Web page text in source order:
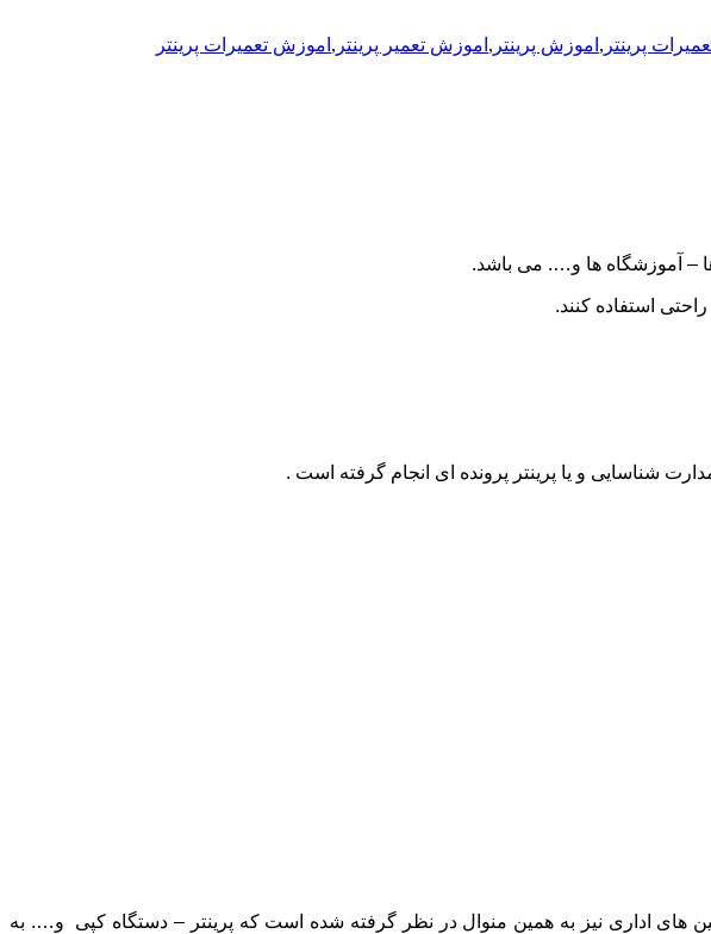
پرینتر , اموزش پرینتر , اموزش تعمیر پرینتر , اموزش تعمیرات پرینتر
– آموزشگاه ها و…. می باشد.
استفاده کنند.
شناسایی و یا پرینتر پرونده ای انجام گرفته است .
اداری نیز به همین منوال در نظر گرفته شده است که پرینتر – دستگاه کپی و…. به